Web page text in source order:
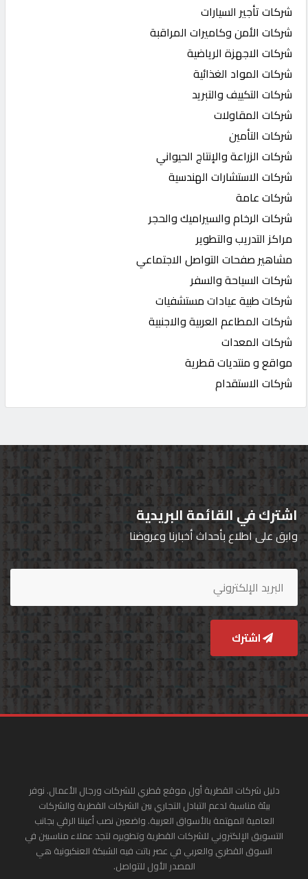
شركات تأجير السيارات
شركات الأمن وكاميرات المراقبة
شركات الاجهزة الرياضية
شركات المواد الغذائية
شركات التكييف والتبريد
شركات المقاولات
شركات التأمين
شركات الزراعة والإنتاج الحيواني
شركات الاستشارات الهندسية
شركات عامة
شركات الرخام والسيراميك والحجر
مراكز التدريب والتطوير
مشاهير صفحات التواصل الاجتماعي
شركات السياحة والسفر
شركات طبية عيادات مستشفيات
شركات المطاعم العربية والاجنبية
شركات المعدات
مواقع و منتديات قطرية
شركات الاستقدام
اشترك في القائمة البريدية
وابق على اطلاع بأحداث أخبارنا وعروضنا
اشترك
دليل شركات القطرية أول موقع قطري للشركات ورجال الأعمال. نوفر
بيئة مناسبة لدعم التبادل التجاري بين الشركات القطرية والشركات
العامية المهتمة بالأسواق العربية. واضعين نصب أعيننا الرقي بجانب
التسويق الإلكتروني للشركات القطرية وتطويره لتجد عملاء مناسبين في
السوق القطري والعربي في عصر باتت فيه الشبكة العنكبونية هي
المصدر الأول للتواصل.